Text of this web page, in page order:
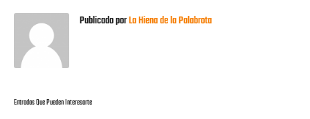
Publicado porLa Hiena de la Palabrota
Entradas Que Pueden Interesarte